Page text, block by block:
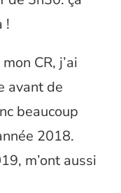
!
CR, j’ai
avant de
beaucoup
2018.
m’ont aussi